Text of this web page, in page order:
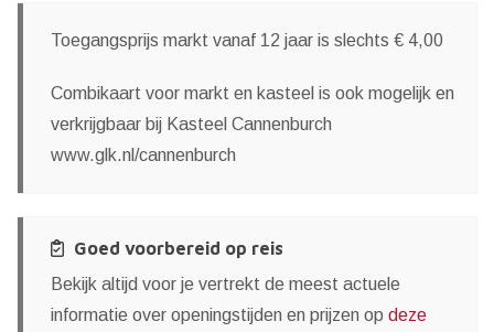
Toegangsprijs markt vanaf 12 jaar is slechts € 4,00
Combikaart voor markt en kasteel is ook mogelijk en
verkrijgbaar bij Kasteel Cannenburch
www.glk.nl/cannenburch
Goed voorbereid op reis
Bekijk altijd voor je vertrekt de meest actuele
informatie over openingstijden en prijzen op deze